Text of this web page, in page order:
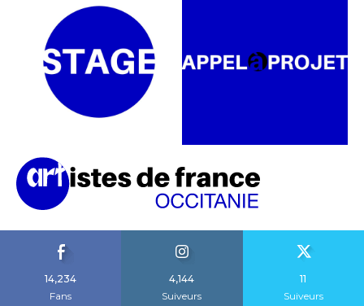
14,234
Fans
4,144
Suiveurs
11
Suiveurs